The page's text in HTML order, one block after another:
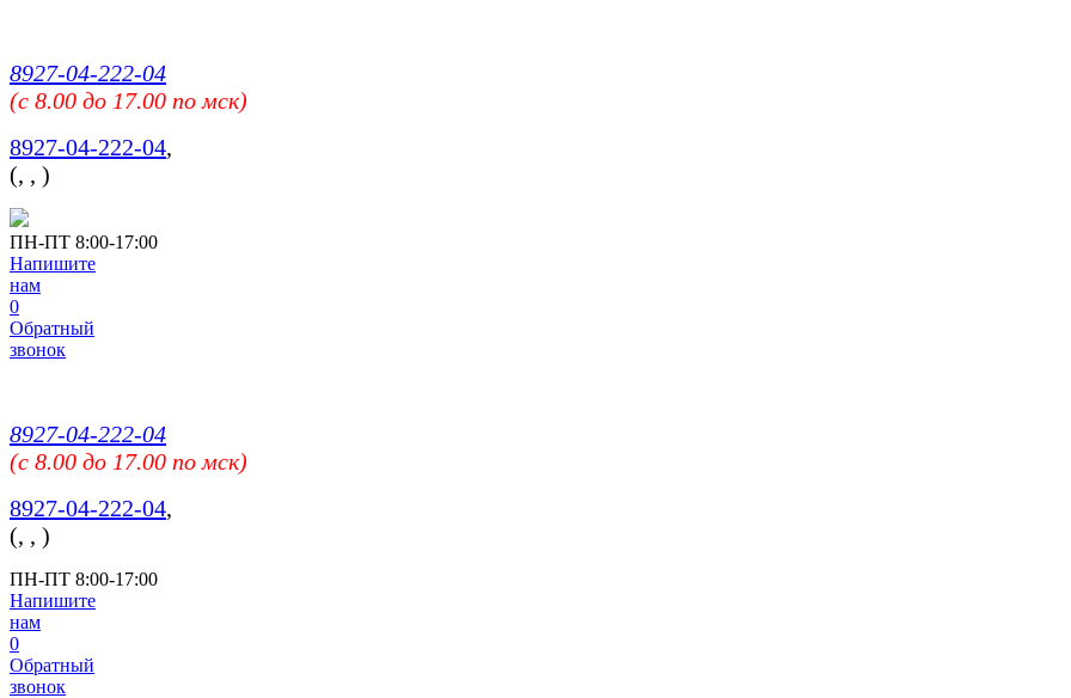
8927-04-222-04
(c 8.00 до 17.00 по мск)
8927-04-222-04,
(, , )
ПН-ПТ 8:00-17:00
Напишите
нам
0
Обратный
звонок
8927-04-222-04
(c 8.00 до 17.00 по мск)
8927-04-222-04,
(, , )
ПН-ПТ 8:00-17:00
Напишите
нам
0
Обратный
звонок